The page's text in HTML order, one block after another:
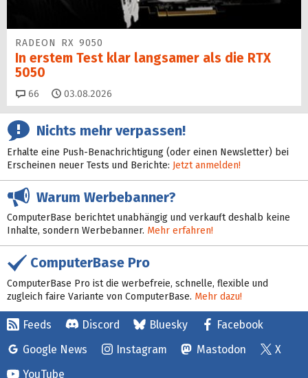
RADEON RX 9050
In erstem Test klar langsamer als die RTX
5050
66 Kommentare
03.08.2026
Nichts mehr verpassen!
Erhalte eine Push-Benachrichtigung (oder einen Newsletter) bei
Erscheinen neuer Tests und Berichte: Jetzt anmelden!
Warum Werbebanner?
ComputerBase berichtet unabhängig und verkauft deshalb keine
Inhalte, sondern Werbebanner. Mehr erfahren!
ComputerBase Pro
ComputerBase Pro ist die werbefreie, schnelle, flexible und
zugleich faire Variante von ComputerBase. Mehr dazu!
Feeds Discord Bluesky
Facebook
Google News
Instagram Mastodon
X
YouTube